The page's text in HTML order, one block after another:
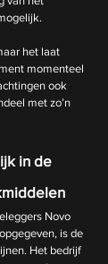
het laat
momenteel
ook
met zo’n
in de
Novo
is de
Het bedrijf